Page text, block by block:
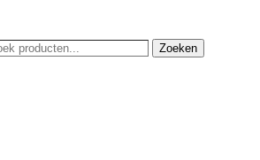
Zoeken